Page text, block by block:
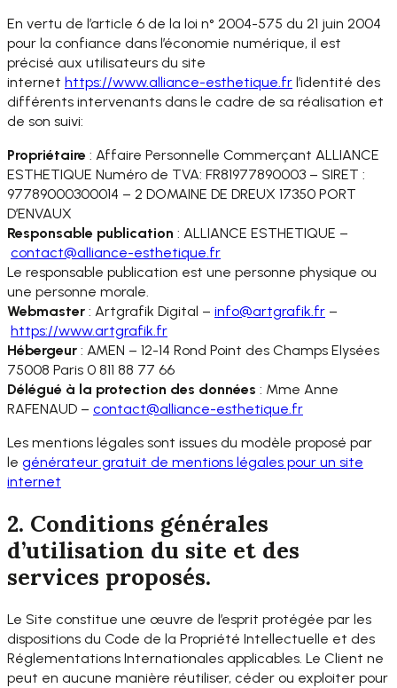
En vertu de l’article 6 de la loi n° 2004-575 du 21 juin 2004
pour la confiance dans l’économie numérique, il est
précisé aux utilisateurs du site
internet https://www.alliance-esthetique.fr l’identité des
différents intervenants dans le cadre de sa réalisation et
de son suivi:
Propriétaire : Affaire Personnelle Commerçant ALLIANCE
ESTHETIQUE Numéro de TVA: FR81977890003 – SIRET :
97789000300014 – 2 DOMAINE DE DREUX 17350 PORT
D’ENVAUX
Responsable publication : ALLIANCE ESTHETIQUE –
contact@alliance-esthetique.fr
Le responsable publication est une personne physique ou
une personne morale.
Webmaster : Artgrafik Digital – info@artgrafik.fr –
https://www.artgrafik.fr
Hébergeur : AMEN – 12-14 Rond Point des Champs Elysées
75008 Paris 0 811 88 77 66
Délégué à la protection des données : Mme Anne
RAFENAUD – contact@alliance-esthetique.fr
Les mentions légales sont issues du modèle proposé par
le générateur gratuit de mentions légales pour un site
internet
2. Conditions générales
d’utilisation du site et des
services proposés.
Le Site constitue une œuvre de l’esprit protégée par les
dispositions du Code de la Propriété Intellectuelle et des
Réglementations Internationales applicables. Le Client ne
peut en aucune manière réutiliser, céder ou exploiter pour